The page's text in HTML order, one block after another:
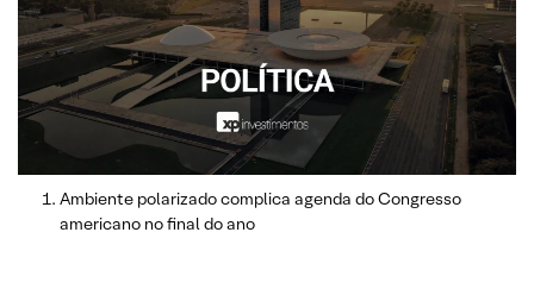
Ambiente polarizado complica agenda do Congresso
americano no final do ano